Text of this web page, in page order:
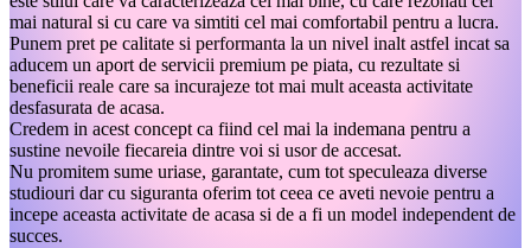
mai natural si cu care va simtiti cel mai comfortabil pentru a lucra.
Punem pret pe calitate si performanta la un nivel inalt astfel incat sa
aducem un aport de servicii premium pe piata, cu rezultate si
beneficii reale care sa incurajeze tot mai mult aceasta activitate
desfasurata de acasa.
Credem in acest concept ca fiind cel mai la indemana pentru a
sustine nevoile fiecareia dintre voi si usor de accesat.
Nu promitem sume uriase, garantate, cum tot speculeaza diverse
studiouri dar cu siguranta oferim tot ceea ce aveti nevoie pentru a
incepe aceasta activitate de acasa si de a fi un model independent de
succes.